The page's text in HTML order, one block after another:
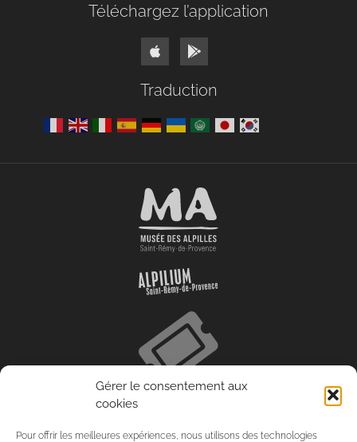
Gérer le consentement aux
cookies
Pour offrir les meilleures expériences, nous utilisons des technologies
Téléchargez l’application
Traduction